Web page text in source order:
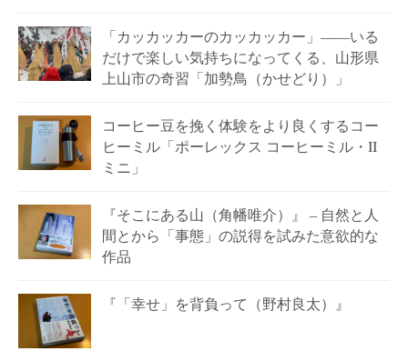
「カッカッカーのカッカッカー」——いる
だけで楽しい気持ちになってくる、山形県
上山市の奇習「加勢鳥（かせどり）」
コーヒー豆を挽く体験をより良くするコー
ヒーミル「ポーレックス コーヒーミル・II
ミニ」
『そこにある山（角幡唯介）』 – 自然と人
間とから「事態」の説得を試みた意欲的な
作品
『「幸せ」を背負って（野村良太）』